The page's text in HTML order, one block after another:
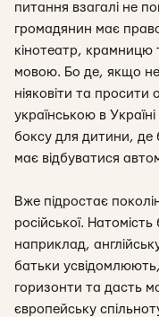
питання взагалі не
громадянин має
кінотеатр,
мовою. Бо де, якщо не
ніяковіти та просити
українською в
боксу для дитини,
має відбуватися
Вже підростає
російської.
наприклад,
батьки
горизонти та дасть
європейську